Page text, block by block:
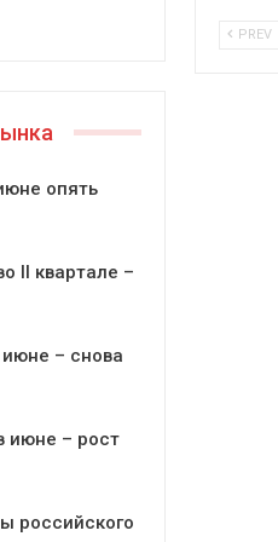
PREV
опять
II квартале –
– снова
июне – рост
российского